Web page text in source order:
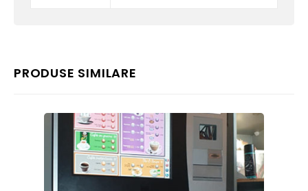
PRODUSE SIMILARE